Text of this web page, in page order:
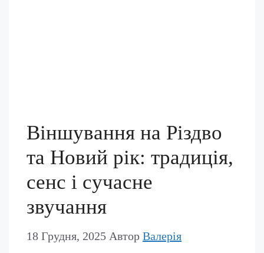
Віншування на Різдво
та Новий рік: традиція,
сенс і сучасне
звучання
18 Грудня, 2025 Автор Валерія